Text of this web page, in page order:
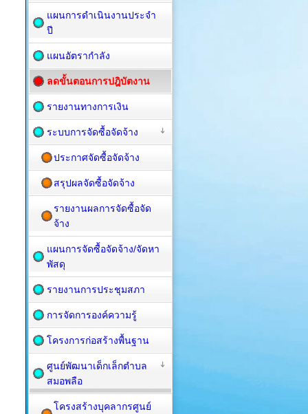
แผนการดำเนินงานประจำ
ปี
แผนอัตรากำลัง
ลดขั้นตอนการปฎิบัตงาน
รายงานทางการเงิน
ระบบการจัดซื้อจัดจ้าง
ประกาศจัดซื้อจัดจ้าง
สรุปผลจัดซื้อจัดจ้าง
รายงานผลการจัดซื้อจัด
จ้าง
แผนการจัดซื้อ​จัดจ้าง/จัดหา
พัสดุ
รายงานการประชุมสภา
การจัดการองค์ความรู้
โครงการก่อสร้างพื้นฐาน
ศูนย์พัฒนาเด็กเล็กตำบล
สมอพลือ
โครงสร้างบุคลากรศูนย์